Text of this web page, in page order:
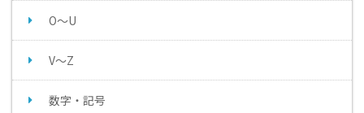
O～U
V～Z
数字・記号